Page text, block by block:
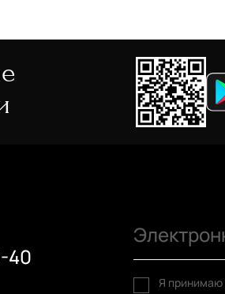
40
Я принимаю